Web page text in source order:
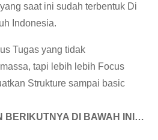
saat ini sudah terbentuk Di
Indonesia.
Tugas yang tidak
tapi lebih lebih Focus
Strukture sampai basic
BERIKUTNYA DI BAWAH INI…